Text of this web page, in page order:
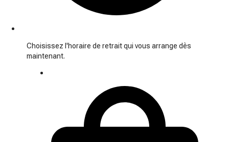
Choisissez l'horaire de retrait qui vous arrange dès
maintenant.